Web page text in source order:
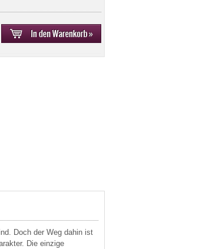
Doch der Weg dahin ist
Die einzige